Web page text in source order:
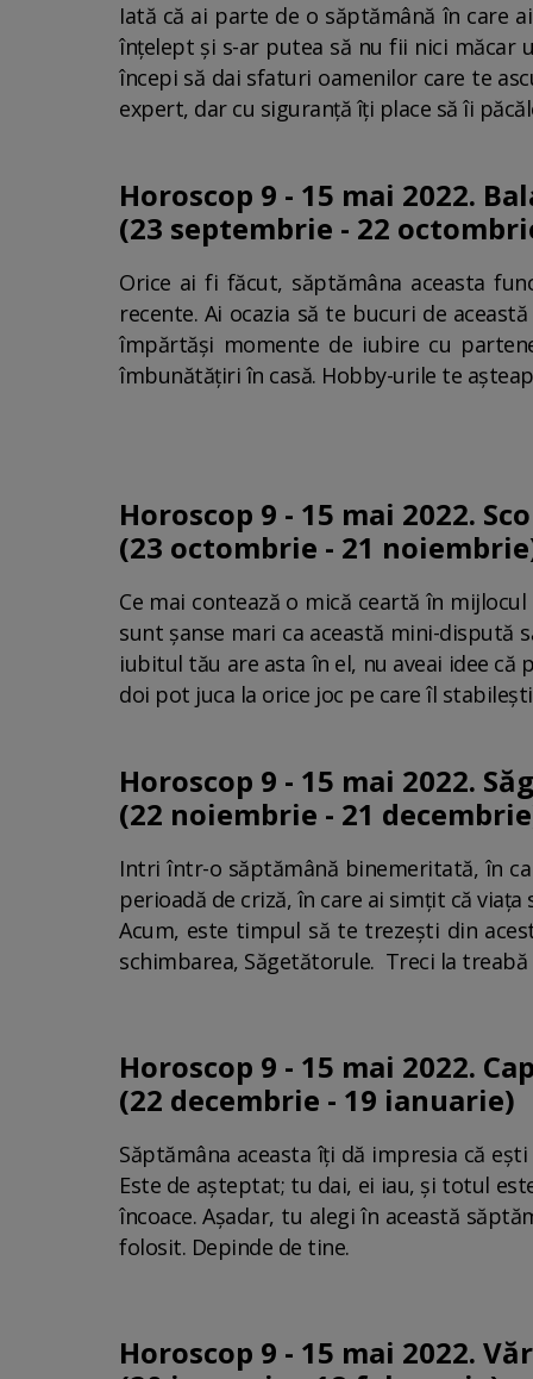
Iată că ai parte de o săptămână în care
înțelept și s-ar putea să nu fii nici măcar
începi să dai sfaturi oamenilor care te
expert, dar cu siguranță îți place să îi
Horoscop 9 - 15 mai 2022.
(23 septembrie - 22
Orice ai fi făcut, săptămâna aceasta
recente. Ai ocazia să te bucuri de
împărtăși momente de iubire cu
îmbunătățiri în casă. Hobby-urile te
Horoscop 9 - 15 mai 2022.
(23 octombrie - 21
Ce mai contează o mică ceartă în
sunt șanse mari ca această mini-dispută
iubitul tău are asta în el, nu aveai idee că
doi pot juca la orice joc pe care îl
Horoscop 9 - 15 mai 2022.
(22 noiembrie - 21
Intri într-o săptămână binemeritată, în
perioadă de criză, în care ai simțit că
Acum, este timpul să te trezești din
schimbarea, Săgetătorule. Treci la treabă
Horoscop 9 - 15 mai 2022.
(22 decembrie - 19 ianuarie)
Săptămâna aceasta îți dă impresia că
Este de așteptat; tu dai, ei iau, și totul
încoace. Așadar, tu alegi în această
folosit. Depinde de tine.
Horoscop 9 - 15 mai 2022.